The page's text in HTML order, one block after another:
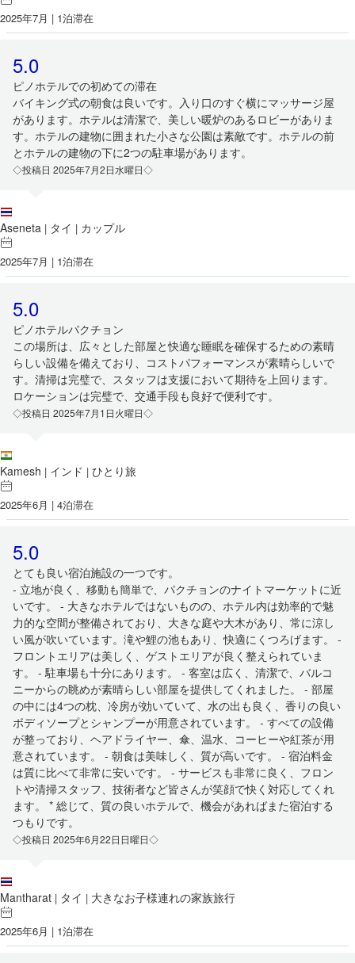
2025年7月 | 1泊滞在
5.0
ピノホテルでの初めての滞在
バイキング式の朝食は良いです。入り口のすぐ横にマッサージ屋
があります。ホテルは清潔で、美しい暖炉のあるロビーがありま
す。ホテルの建物に囲まれた小さな公園は素敵です。ホテルの前
とホテルの建物の下に2つの駐車場があります。
◇投稿日 2025年7月2日水曜日◇
Aseneta | タイ | カップル
2025年7月 | 1泊滞在
5.0
ピノホテルパクチョン
この場所は、広々とした部屋と快適な睡眠を確保するための素晴
らしい設備を備えており、コストパフォーマンスが素晴らしいで
す。清掃は完璧で、スタッフは支援において期待を上回ります。
ロケーションは完璧で、交通手段も良好で便利です。
◇投稿日 2025年7月1日火曜日◇
Kamesh | インド | ひとり旅
2025年6月 | 4泊滞在
5.0
とても良い宿泊施設の一つです。
- 立地が良く、移動も簡単で、パクチョンのナイトマーケットに近
いです。 - 大きなホテルではないものの、ホテル内は効率的で魅
力的な空間が整備されており、大きな庭や大木があり、常に涼し
い風が吹いています。滝や鯉の池もあり、快適にくつろげます。 -
フロントエリアは美しく、ゲストエリアが良く整えられていま
す。 - 駐車場も十分にあります。 - 客室は広く、清潔で、バルコ
ニーからの眺めが素晴らしい部屋を提供してくれました。 - 部屋
の中には4つの枕、冷房が効いていて、水の出も良く、香りの良い
ボディソープとシャンプーが用意されています。 - すべての設備
が整っており、ヘアドライヤー、傘、温水、コーヒーや紅茶が用
意されています。 - 朝食は美味しく、質が高いです。 - 宿泊料金
は質に比べて非常に安いです。 - サービスも非常に良く、フロン
トや清掃スタッフ、技術者など皆さんが笑顔で快く対応してくれ
ます。 * 総じて、質の良いホテルで、機会があればまた宿泊する
つもりです。
◇投稿日 2025年6月22日日曜日◇
Mantharat | タイ | 大きなお子様連れの家族旅行
2025年6月 | 1泊滞在